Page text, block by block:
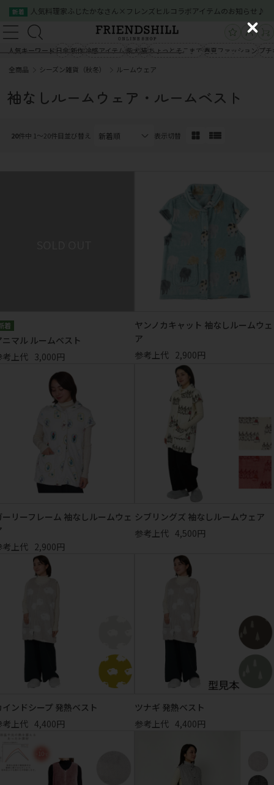
商品一覧
会社概要
お問い合わせ
新着 人気料理家ふじたかなさん×フレンズヒルコラボアイテムのお知らせ♪
人気キーワード 日傘 新作 冷感アイテム 柴犬猫 ちょっとそこまで 春夏ファッション プ
クイックオーダー
ご利用案内
全商品 シーズン雑貨（秋冬） ルームウェア
袖なしルームウェア・ルームベスト
20件中 1〜20件目並び替え 表示切替
ニマル ルームベスト
考上代 3,000円
ヤンノカキャット 袖なしルームウェ
ア
参考上代 2,900円
ーリーフレーム 袖なしルームウェ
考上代 2,900円
シブリングズ 袖なしルームウェア
参考上代 4,500円
インドシープ 発熱ベスト
考上代 4,400円
ツナギ 発熱ベスト
参考上代 4,400円
C
l